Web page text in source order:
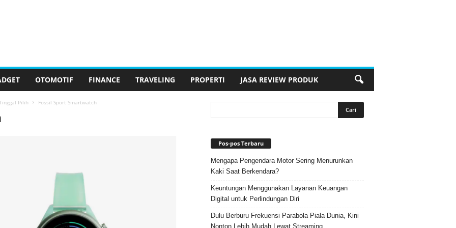
OTOMOTIF FINANCE TRAVELING PROPERTI JASA REVIEW PRODUK
Pilih Fossil Sport Smartwatch
Pos-pos Terbaru
Mengapa Pengendara Motor Sering Menurunkan
Kaki Saat Berkendara?
Keuntungan Menggunakan Layanan Keuangan
Digital untuk Perlindungan Diri
Dulu Berburu Frekuensi Parabola Piala Dunia, Kini
Nonton Lebih Mudah Lewat Streaming